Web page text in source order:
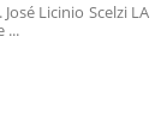
Licinio Scelzi LA
...